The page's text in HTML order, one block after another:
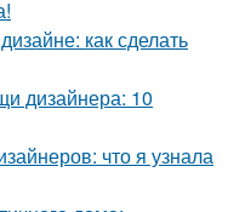
как сделать
дизайнера: 10
что я узнала